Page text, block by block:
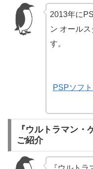
2013年に
ン オール
す。
PSPソフ
『ウルトラマン
ご紹介